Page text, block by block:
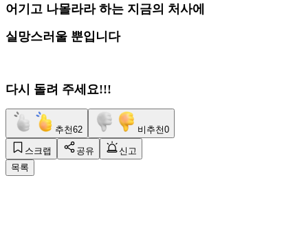
어기고 나몰라라 하는 지금의 처사에
실망스러울 뿐입니다
다시 돌려 주세요!!!
추천62 비추천0
스크랩 공유
신고
목록